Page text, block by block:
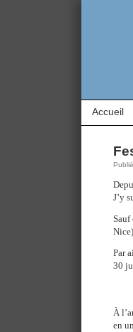
Accueil
J’y
Sauf
Par
30
À
en